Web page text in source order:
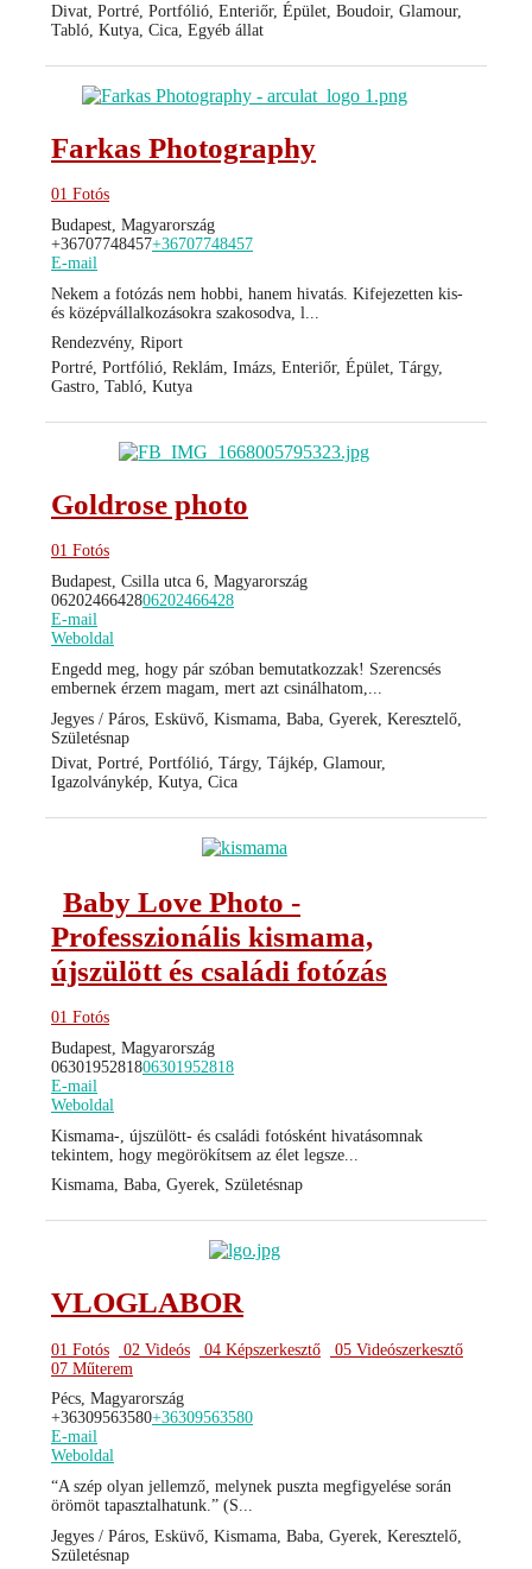
Divat, Portré, Portfólió, Enteriőr, Épület, Boudoir, Glamour,
Tabló, Kutya, Cica, Egyéb állat
Farkas Photography
01 Fotós
Budapest, Magyarország
+36707748457+36707748457
E-mail
Nekem a fotózás nem hobbi, hanem hivatás. Kifejezetten kis-
és középvállalkozásokra szakosodva, l...
Rendezvény, Riport
Portré, Portfólió, Reklám, Imázs, Enteriőr, Épület, Tárgy,
Gastro, Tabló, Kutya
Goldrose photo
01 Fotós
Budapest, Csilla utca 6, Magyarország
0620246642806202466428
E-mail
Weboldal
Engedd meg, hogy pár szóban bemutatkozzak! Szerencsés
embernek érzem magam, mert azt csinálhatom,...
Jegyes / Páros, Esküvő, Kismama, Baba, Gyerek, Keresztelő,
Születésnap
Divat, Portré, Portfólió, Tárgy, Tájkép, Glamour,
Igazolványkép, Kutya, Cica
Baby Love Photo -
Professzionális kismama,
újszülött és családi fotózás
01 Fotós
Budapest, Magyarország
0630195281806301952818
E-mail
Weboldal
Kismama-, újszülött- és családi fotósként hivatásomnak
tekintem, hogy megörökítsem az élet legsze...
Kismama, Baba, Gyerek, Születésnap
VLOGLABOR
01 Fotós 02 Videós 04 Képszerkesztő
05 Videószerkesztő
07 Műterem
Pécs, Magyarország
+36309563580+36309563580
E-mail
Weboldal
“A szép olyan jellemző, melynek puszta megfigyelése során
örömöt tapasztalhatunk.” (S...
Jegyes / Páros, Esküvő, Kismama, Baba, Gyerek, Keresztelő,
Születésnap